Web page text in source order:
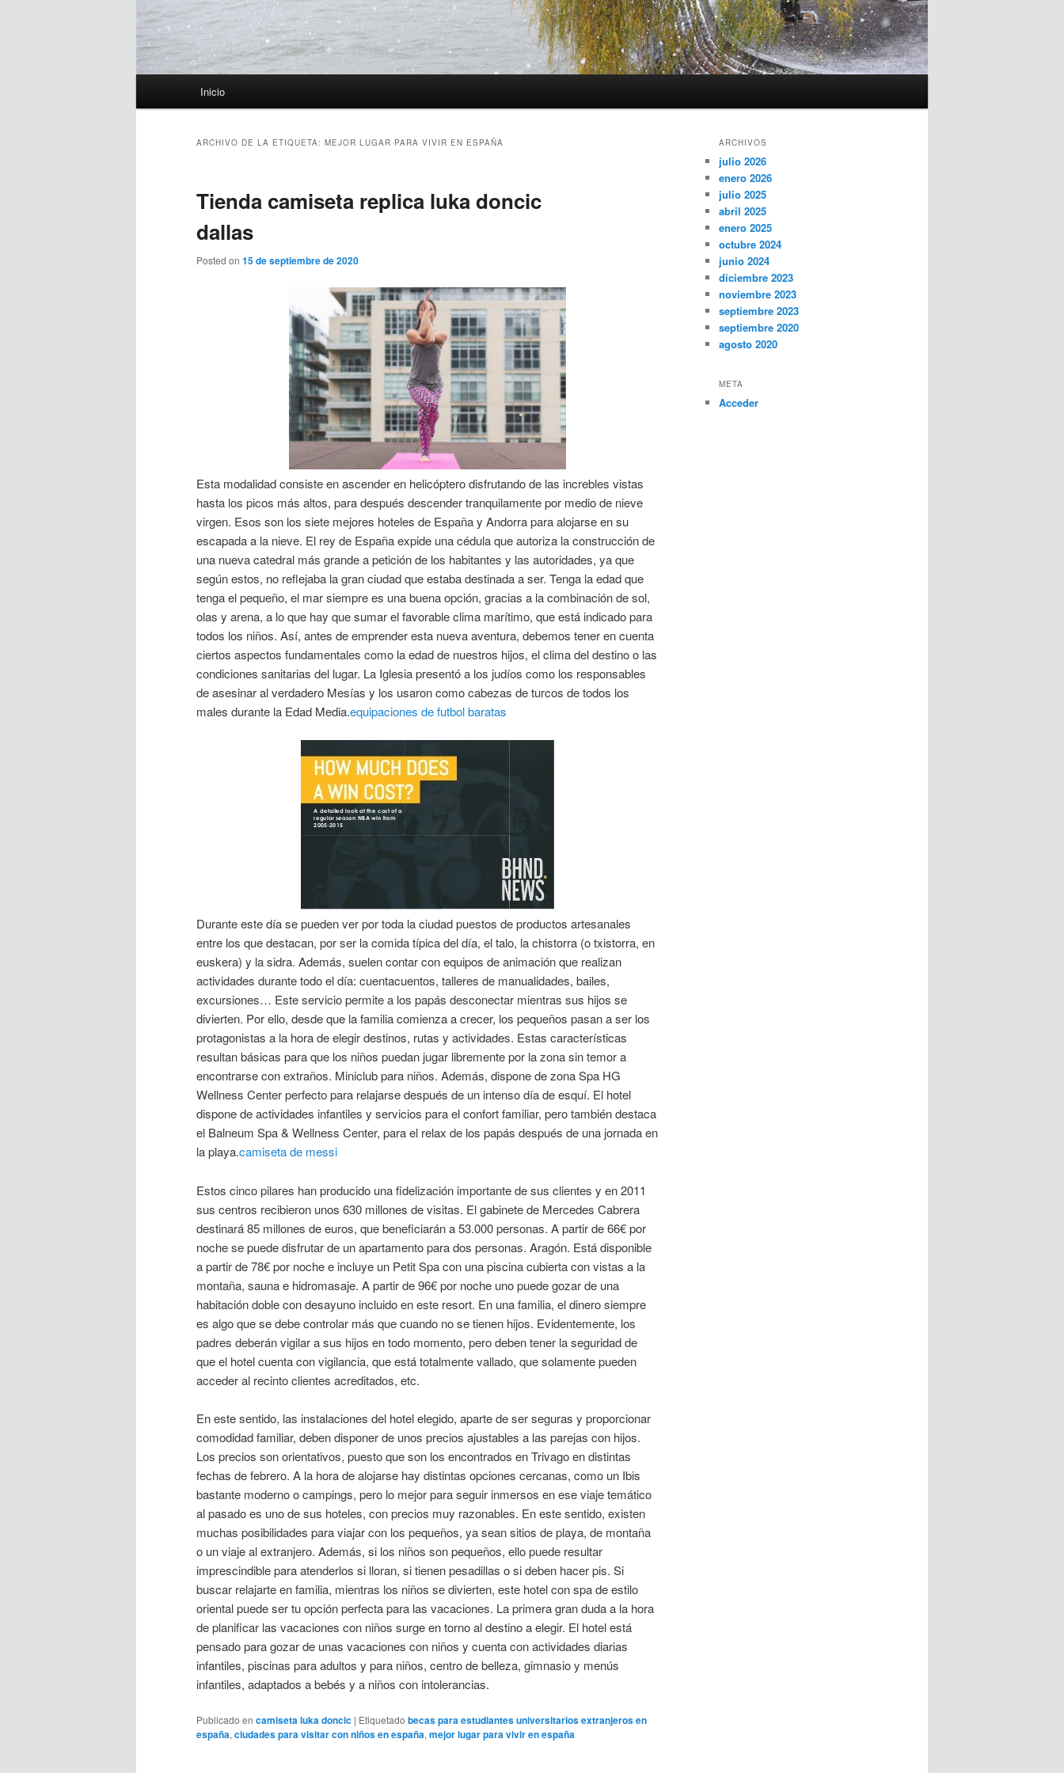
Inicio
ARCHIVO DE LA ETIQUETA: MEJOR LUGAR PARA VIVIR EN ESPAÑA
Tienda camiseta replica luka doncic
dallas
Posted on 15 de septiembre de 2020
Esta modalidad consiste en ascender en helicóptero disfrutando de las increbles vistas
hasta los picos más altos, para después descender tranquilamente por medio de nieve
virgen. Esos son los siete mejores hoteles de España y Andorra para alojarse en su
escapada a la nieve. El rey de España expide una cédula que autoriza la construcción de
una nueva catedral más grande a petición de los habitantes y las autoridades, ya que
según estos, no reflejaba la gran ciudad que estaba destinada a ser. Tenga la edad que
tenga el pequeño, el mar siempre es una buena opción, gracias a la combinación de sol,
olas y arena, a lo que hay que sumar el favorable clima marítimo, que está indicado para
todos los niños. Así, antes de emprender esta nueva aventura, debemos tener en cuenta
ciertos aspectos fundamentales como la edad de nuestros hijos, el clima del destino o las
condiciones sanitarias del lugar. La Iglesia presentó a los judíos como los responsables
de asesinar al verdadero Mesías y los usaron como cabezas de turcos de todos los
males durante la Edad Media.equipaciones de futbol baratas
Durante este día se pueden ver por toda la ciudad puestos de productos artesanales
entre los que destacan, por ser la comida típica del día, el talo, la chistorra (o txistorra, en
euskera) y la sidra. Además, suelen contar con equipos de animación que realizan
actividades durante todo el día: cuentacuentos, talleres de manualidades, bailes,
excursiones… Este servicio permite a los papás desconectar mientras sus hijos se
divierten. Por ello, desde que la familia comienza a crecer, los pequeños pasan a ser los
protagonistas a la hora de elegir destinos, rutas y actividades. Estas características
resultan básicas para que los niños puedan jugar libremente por la zona sin temor a
encontrarse con extraños. Miniclub para niños. Además, dispone de zona Spa HG
Wellness Center perfecto para relajarse después de un intenso día de esquí. El hotel
dispone de actividades infantiles y servicios para el confort familiar, pero también destaca
el Balneum Spa & Wellness Center, para el relax de los papás después de una jornada en
la playa.camiseta de messi
Estos cinco pilares han producido una fidelización importante de sus clientes y en 2011
sus centros recibieron unos 630 millones de visitas. El gabinete de Mercedes Cabrera
destinará 85 millones de euros, que beneficiarán a 53.000 personas. A partir de 66€ por
noche se puede disfrutar de un apartamento para dos personas. Aragón. Está disponible
a partir de 78€ por noche e incluye un Petit Spa con una piscina cubierta con vistas a la
montaña, sauna e hidromasaje. A partir de 96€ por noche uno puede gozar de una
habitación doble con desayuno incluido en este resort. En una familia, el dinero siempre
es algo que se debe controlar más que cuando no se tienen hijos. Evidentemente, los
padres deberán vigilar a sus hijos en todo momento, pero deben tener la seguridad de
que el hotel cuenta con vigilancia, que está totalmente vallado, que solamente pueden
acceder al recinto clientes acreditados, etc.
En este sentido, las instalaciones del hotel elegido, aparte de ser seguras y proporcionar
comodidad familiar, deben disponer de unos precios ajustables a las parejas con hijos.
Los precios son orientativos, puesto que son los encontrados en Trivago en distintas
fechas de febrero. A la hora de alojarse hay distintas opciones cercanas, como un Ibis
bastante moderno o campings, pero lo mejor para seguir inmersos en ese viaje temático
al pasado es uno de sus hoteles, con precios muy razonables. En este sentido, existen
muchas posibilidades para viajar con los pequeños, ya sean sitios de playa, de montaña
o un viaje al extranjero. Además, si los niños son pequeños, ello puede resultar
imprescindible para atenderlos si lloran, si tienen pesadillas o si deben hacer pis. Si
buscar relajarte en familia, mientras los niños se divierten, este hotel con spa de estilo
oriental puede ser tu opción perfecta para las vacaciones. La primera gran duda a la hora
de planificar las vacaciones con niños surge en torno al destino a elegir. El hotel está
pensado para gozar de unas vacaciones con niños y cuenta con actividades diarias
infantiles, piscinas para adultos y para niños, centro de belleza, gimnasio y menús
infantiles, adaptados a bebés y a niños con intolerancias.
Publicado en camiseta luka doncic | Etiquetado becas para estudiantes universitarios extranjeros en
españa,ciudades para visitar con niños en españa,mejor lugar para vivir en españa
ARCHIVOS
julio 2026
enero 2026
julio 2025
abril 2025
enero 2025
octubre 2024
junio 2024
diciembre 2023
noviembre 2023
septiembre 2023
septiembre 2020
agosto 2020
META
Acceder